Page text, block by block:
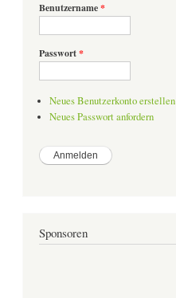
Benutzername*
Passwort*
Neues Benutzerkonto erstellen
Neues Passwort anfordern
Sponsoren